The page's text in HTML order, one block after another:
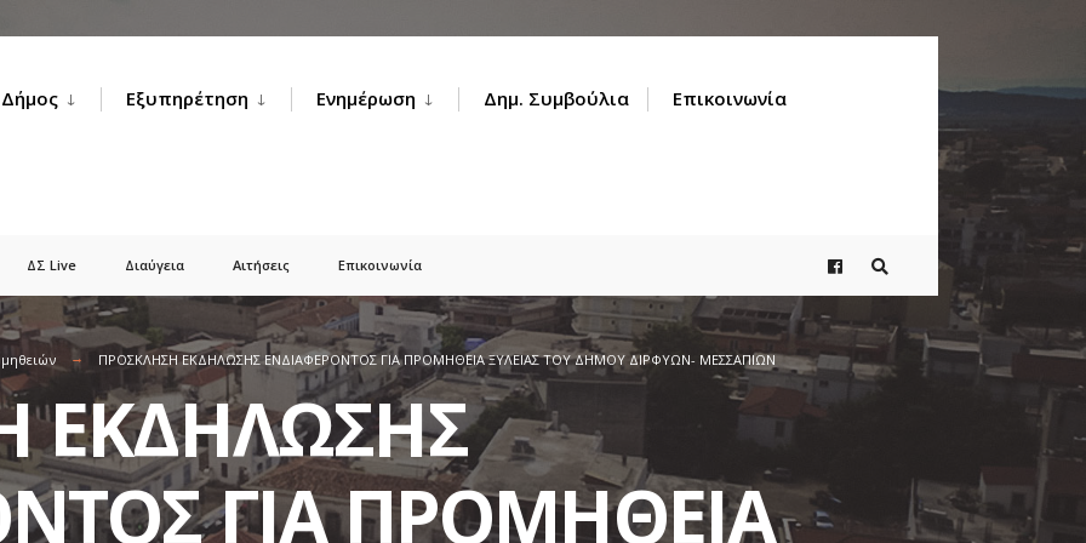
Δήμος Εξυπηρέτηση Ενημέρωση Δημ. Συμβούλια Επικοινωνία
ΔΣ Live Διαύγεια Αιτήσεις Επικοινωνία
ΠΡΟΣΚΛΗΣΗ ΕΚΔΗΛΩΣΗΣ ΕΝΔΙΑΦΕΡΟΝΤΟΣ ΓΙΑ ΠΡΟΜΗΘΕΙΑ ΞΥΛΕΙΑΣ ΤΟΥ ΔΗΜΟΥ ΔΙΡΦΥΩΝ- ΜΕΣΣΑΠΙΩΝ
ΕΚΔΗΛΩΣΗΣ
ΓΙΑ ΠΡΟΜΗΘΕΙΑ